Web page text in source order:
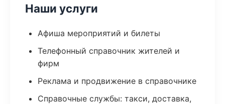
Наши услуги
Афиша мероприятий и билеты
Телефонный справочник жителей и
фирм
Реклама и продвижение в справочнике
Справочные службы: такси, доставка,